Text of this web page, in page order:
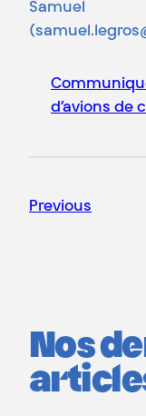
Samuel
d’avions de
Previous
Nos